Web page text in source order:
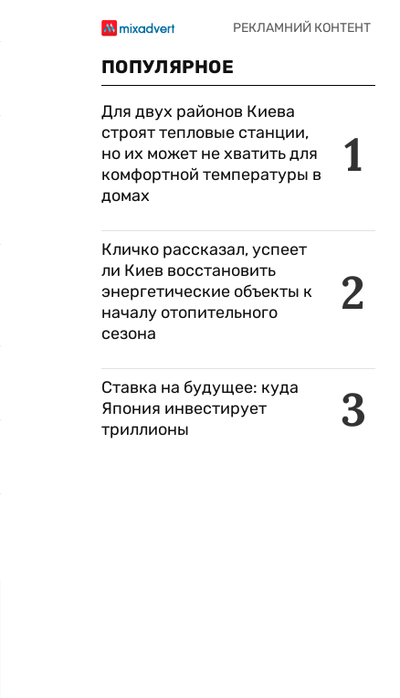
ПОПУЛЯРНОЕ
1
Для двух районов Киева
строят тепловые станции,
но их может не хватить для
комфортной температуры в
домах
2
Кличко рассказал, успеет
ли Киев восстановить
энергетические объекты к
началу отопительного
сезона
3
Ставка на будущее: куда
Япония инвестирует
триллионы